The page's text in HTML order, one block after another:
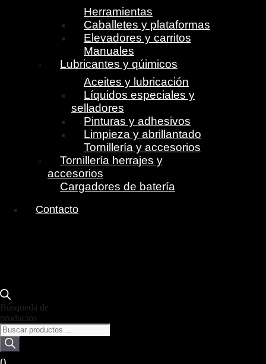
Herramientas
Caballetes y plataformas
Elevadores y carritos
Manuales
Lubricantes y qúimicos
Aceites y lubricación
Líquidos especiales y
selladores
Pinturas y adhesivos
Limpieza y abrillantado
Tornillería y accesorios
Tornillería herrajes y
accesorios
Cargadores de batería
Contacto
Búsqueda de
productos